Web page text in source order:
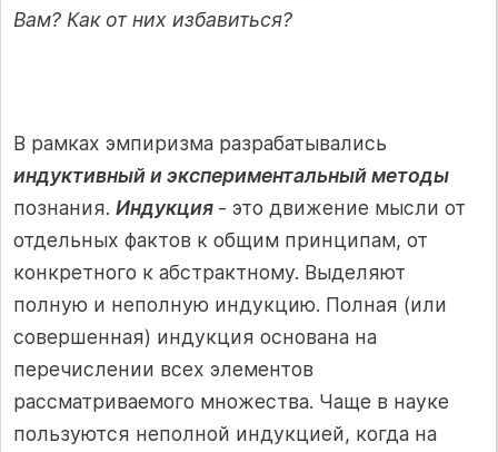
Вам? Как от них избавиться?
В рамках эмпиризма разрабатывались
индуктивный и экспериментальный методы
познания. Индукция - это движение мысли от
отдельных фактов к общим принципам, от
конкретного к абстрактному. Выделяют
полную и неполную индукцию. Полная (или
совершенная) индукция основана на
перечислении всех элементов
рассматриваемого множества. Чаще в науке
пользуются неполной индукцией, когда на